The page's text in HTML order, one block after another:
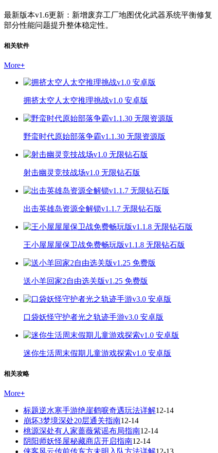
最新版本v1.6更新：新增废弃工厂地图优化武器系统平衡修复
部分性能问题提升整体稳定性。
相关软件
More+
拥挤太空人太空推理挑战v1.0 安卓版
野蛮时代原始部落争霸v1.1.30 无限资源版
射击幽灵竞技战场v1.0 无限钻石版
出击英雄岛资源全解锁v1.1.7 无限钻石版
王小屋屋屋保卫战免费畅玩版v1.1.8 无限钻石版
送小羊回家2自由选关版v1.25 免费版
口袋妖怪守护者光之轨迹手游v3.0 安卓版
迷你生活周末假期儿童游戏探索v1.0 安卓版
相关攻略
More+
标题逆水寒手游绝崖鹤唳奇遇玩法详解12-14
崩坏3梦境深处20层通关指南12-14
桃源深处有人家蔷薇紫谣布局指南12-14
阴阳师妖怪屋秘藏商店开启指南12-14